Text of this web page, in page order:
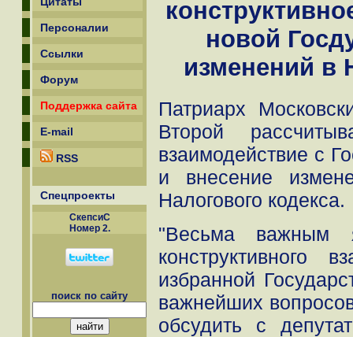
Персоналии
Ссылки
Форум
Поддержка сайта
E-mail
RSS
Спецпроекты
СкепсиС
Номер 2.
поиск по сайту
новой
изменений в
Патриарх
Второй
взаимодействие с
и внесение
Налогового кодекса.
"Весьма важным
конструктивного
избранной
важнейших
обсудить с